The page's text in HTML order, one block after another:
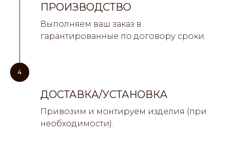
ПРОИЗВОДСТВО
Выполняем ваш заказ в
гарантированные по договору сроки.
4
ДОСТАВКА/УСТАНОВКА
Привозим и монтируем изделия (при
необходимости).